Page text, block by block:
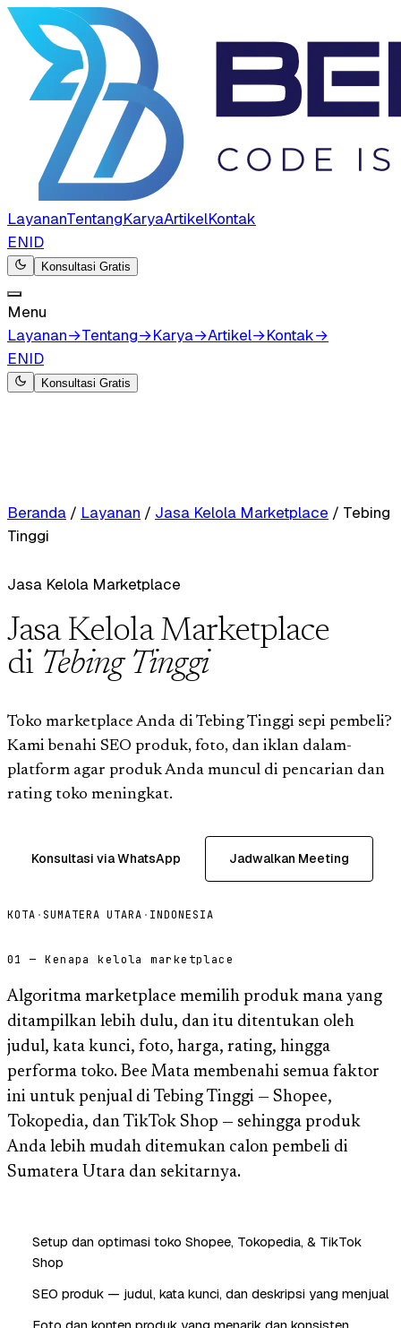
LayananTentangKaryaArtikelKontak
ENID
Konsultasi Gratis
Menu
Layanan→Tentang→Karya→Artikel→Kontak→
ENID
Konsultasi Gratis
Beranda / Layanan / Jasa Kelola Marketplace / Tebing
Tinggi
Jasa Kelola Marketplace
Jasa Kelola Marketplace
di Tebing Tinggi
Toko marketplace Anda di Tebing Tinggi sepi pembeli?
Kami benahi SEO produk, foto, dan iklan dalam-
platform agar produk Anda muncul di pencarian dan
rating toko meningkat.
Konsultasi via WhatsApp Jadwalkan Meeting
KOTA · SUMATERA UTARA · INDONESIA
01 — Kenapa kelola marketplace
Algoritma marketplace memilih produk mana yang
ditampilkan lebih dulu, dan itu ditentukan oleh
judul, kata kunci, foto, harga, rating, hingga
performa toko. Bee Mata membenahi semua faktor
ini untuk penjual di Tebing Tinggi — Shopee,
Tokopedia, dan TikTok Shop — sehingga produk
Anda lebih mudah ditemukan calon pembeli di
Sumatera Utara dan sekitarnya.
Setup dan optimasi toko Shopee, Tokopedia, & TikTok
Shop
SEO produk — judul, kata kunci, dan deskripsi yang menjual
Foto dan konten produk yang menarik dan konsisten